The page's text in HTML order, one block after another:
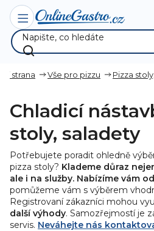
Přejít
obsah
strana Vše pro pizzu Pizza
Chladicí
stoly, saladety
Potřebujete poradit ohledně
pizza stoly? Klademe důraz
ale i na služby. Nabízíme vám
pomůžeme vám s výběrem
Registrovaní zákazníci mohou
další výhody. Samozřejmostí je
servis. Neváhejte nás